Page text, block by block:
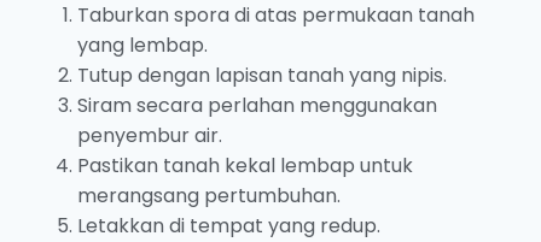
Taburkan spora di atas permukaan tanah
yang lembap.
Tutup dengan lapisan tanah yang nipis.
Siram secara perlahan menggunakan
penyembur air.
Pastikan tanah kekal lembap untuk
merangsang pertumbuhan.
Letakkan di tempat yang redup.